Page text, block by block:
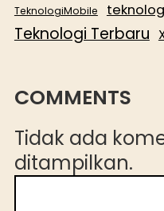
TeknologiMobile
Teknologi Terbaru
COMMENTS
Tidak ada
ditampilkan.